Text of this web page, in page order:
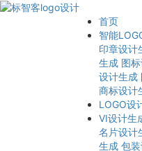
首页
智能
印章设计
生成 图
设计生成
商标设计
LOGO设
VI设计生
名片设计
生成 包